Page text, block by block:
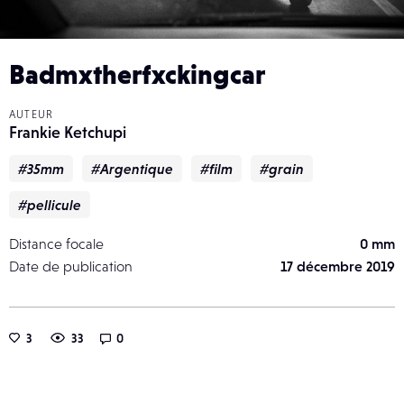
Badmxtherfxckingcar
AUTEUR
Frankie Ketchupi
#35mm #Argentique #film #grain
#pellicule
Distance focale
0 mm
Date de publication
17 décembre 2019
3 33 0